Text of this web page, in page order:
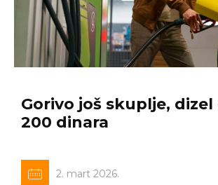
Gorivo još skuplje,
200 dinara
2. mart 2026.